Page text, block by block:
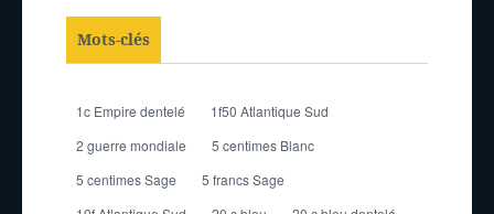
Mots-clés
1c Empire dentelé
1f50 Atlantique Sud
2 guerre mondiale
5 centimes Blanc
5 centimes Sage
5 francs Sage